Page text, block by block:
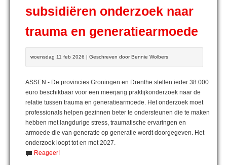
subsidiëren onderzoek naar
trauma en generatiearmoede
woensdag 11 feb 2026 | Geschreven door Bennie Wolbers
ASSEN - De provincies Groningen en Drenthe stellen ieder 38.000
euro beschikbaar voor een meerjarig praktijkonderzoek naar de
relatie tussen trauma en generatiearmoede. Het onderzoek moet
professionals helpen gezinnen beter te ondersteunen die te maken
hebben met langdurige stress, traumatische ervaringen en
armoede die van generatie op generatie wordt doorgegeven. Het
onderzoek loopt tot en met 2027.
Reageer!